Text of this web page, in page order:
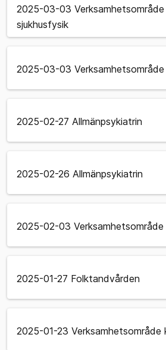
2025-03-03
sjukhusfysik
2025-03-03 Verksamhetsområde
2025-02-27 Allmänpsykiatrin
2025-02-26 Allmänpsykiatrin
2025-02-03 Verksamhetsområde
2025-01-27 Folktandvården
2025-01-23 Verksamhetsområde